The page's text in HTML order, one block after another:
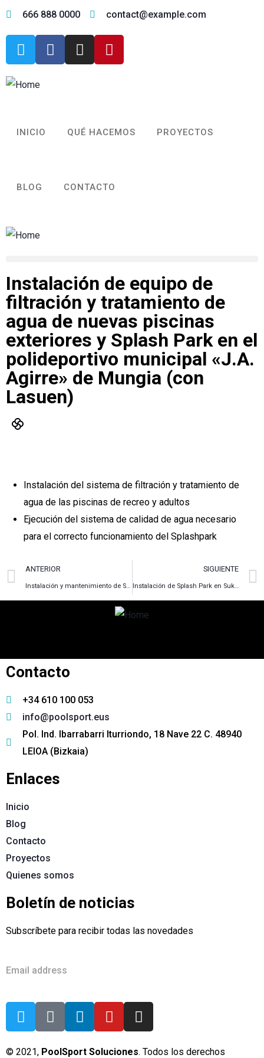
666 888 0000 contact@example.com
INICIO QUÉ HACEMOS PROYECTOS
BLOG CONTACTO
Instalación de equipo de
filtración y tratamiento de
agua de nuevas piscinas
exteriores y Splash Park en el
polideportivo municipal «J.A.
Agirre» de Mungia (con
Lasuen)
Instalación del sistema de filtración y tratamiento de
agua de las piscinas de recreo y adultos
Ejecución del sistema de calidad de agua necesario
para el correcto funcionamiento del Splashpark
ANTERIOR
Instalación y mantenimiento de Splash Park en el camping de Aritzaleku en Navarra
SIGUIENTE
Instalación de Splash Park en Sukarrieta (con Lasuen) 2018
Contacto
+34 610 100 053
info@poolsport.eus
Pol. Ind. Ibarrabarri Iturriondo, 18 Nave 22 C. 48940
LEIOA (Bizkaia)
Enlaces
Inicio
Blog
Contacto
Proyectos
Quienes somos
Boletín de noticias
Subscríbete para recibir todas las novedades
© 2021, PoolSport Soluciones. Todos los derechos